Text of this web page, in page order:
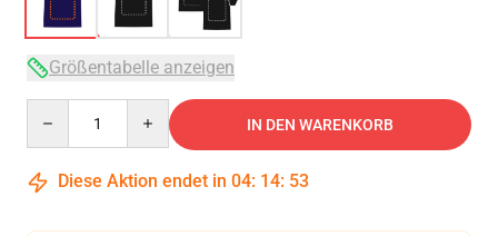
Größentabelle anzeigen
IN DEN WARENKORB
Diese Aktion endet in 04: 14: 53